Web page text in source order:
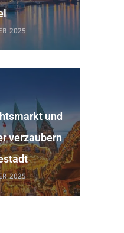
2025
und
verzaubern
2025